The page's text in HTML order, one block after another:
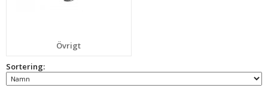
Övrigt
Sortering: